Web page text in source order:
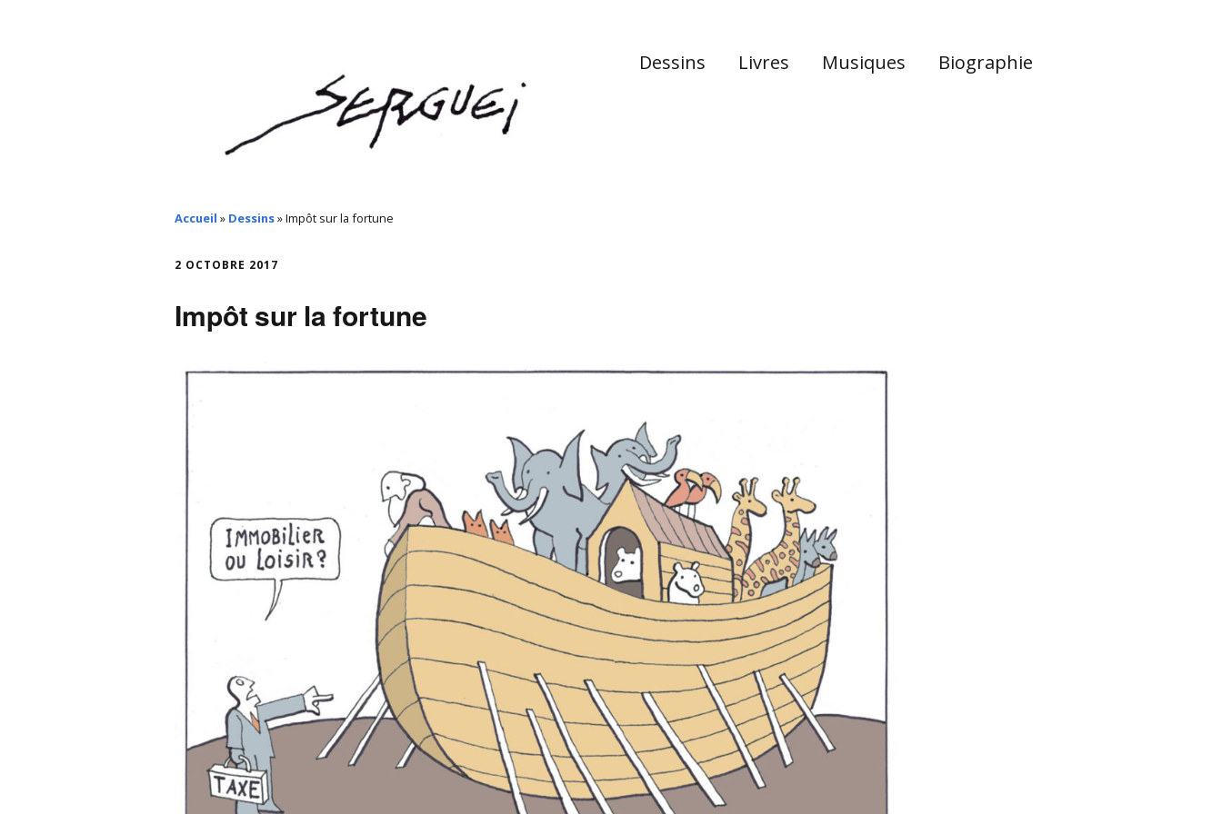
Dessins Livres Musiques Biographie
Accueil » Dessins»Impôt sur la fortune
2 OCTOBRE 2017
Impôt sur la fortune